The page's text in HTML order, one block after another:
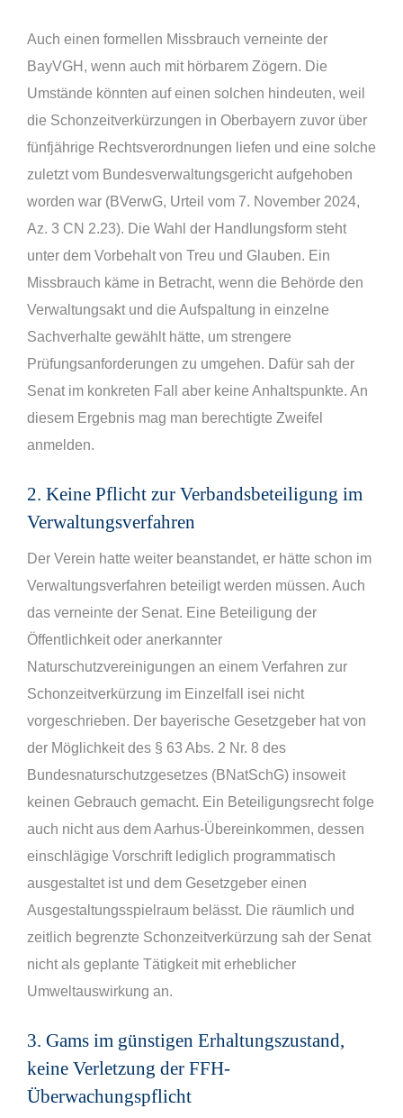
Auch einen formellen Missbrauch verneinte der
BayVGH, wenn auch mit hörbarem Zögern. Die
Umstände könnten auf einen solchen hindeuten, weil
die Schonzeitverkürzungen in Oberbayern zuvor über
fünfjährige Rechtsverordnungen liefen und eine solche
zuletzt vom Bundesverwaltungsgericht aufgehoben
worden war (BVerwG, Urteil vom 7. November 2024,
Az. 3 CN 2.23). Die Wahl der Handlungsform steht
unter dem Vorbehalt von Treu und Glauben. Ein
Missbrauch käme in Betracht, wenn die Behörde den
Verwaltungsakt und die Aufspaltung in einzelne
Sachverhalte gewählt hätte, um strengere
Prüfungsanforderungen zu umgehen. Dafür sah der
Senat im konkreten Fall aber keine Anhaltspunkte. An
diesem Ergebnis mag man berechtigte Zweifel
anmelden.
2. Keine Pflicht zur Verbandsbeteiligung im
Verwaltungsverfahren
Der Verein hatte weiter beanstandet, er hätte schon im
Verwaltungsverfahren beteiligt werden müssen. Auch
das verneinte der Senat. Eine Beteiligung der
Öffentlichkeit oder anerkannter
Naturschutzvereinigungen an einem Verfahren zur
Schonzeitverkürzung im Einzelfall isei nicht
vorgeschrieben. Der bayerische Gesetzgeber hat von
der Möglichkeit des § 63 Abs. 2 Nr. 8 des
Bundesnaturschutzgesetzes (BNatSchG) insoweit
keinen Gebrauch gemacht. Ein Beteiligungsrecht folge
auch nicht aus dem Aarhus-Übereinkommen, dessen
einschlägige Vorschrift lediglich programmatisch
ausgestaltet ist und dem Gesetzgeber einen
Ausgestaltungsspielraum belässt. Die räumlich und
zeitlich begrenzte Schonzeitverkürzung sah der Senat
nicht als geplante Tätigkeit mit erheblicher
Umweltauswirkung an.
3. Gams im günstigen Erhaltungszustand,
keine Verletzung der FFH-
Überwachungspflicht